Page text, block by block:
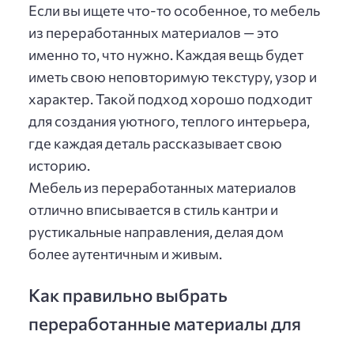
Если вы ищете что-то особенное, то мебель
из переработанных материалов — это
именно то, что нужно. Каждая вещь будет
иметь свою неповторимую текстуру, узор и
характер. Такой подход хорошо подходит
для создания уютного, теплого интерьера,
где каждая деталь рассказывает свою
историю.
Мебель из переработанных материалов
отлично вписывается в стиль кантри и
рустикальные направления, делая дом
более аутентичным и живым.
Как правильно выбрать
переработанные материалы для